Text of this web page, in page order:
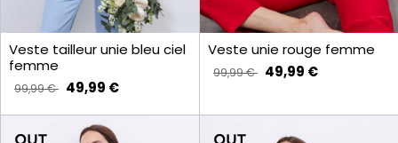
Veste tailleur unie bleu ciel
femme
99,99 € 49,99 €
Veste unie rouge femme
99,99 € 49,99 €